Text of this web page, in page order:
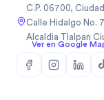
C.P. 06700,
Calle Hidalgo No.
Alcaldia Tlalpan
Ver en Google